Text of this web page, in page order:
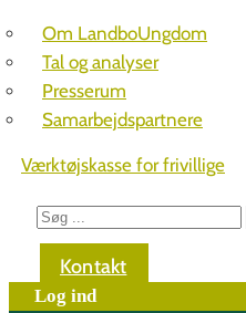
Om LandboUngdom
Tal og analyser
Presserum
Samarbejdspartnere
Værktøjskasse for frivillige
Kontakt
Log ind